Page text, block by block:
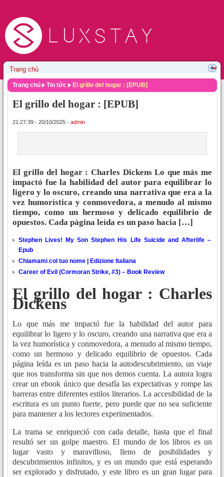
Trang chủ Tin tức El grillo del hogar : [EPUB]
El grillo del hogar : [EPUB]
21:27:39 - 20/10/2025 - admin
El grillo del hogar : Charles Dickens Lo que más me
impactó fue la habilidad del autor para equilibrar lo
ligero y lo oscuro, creando una narrativa que era a la
vez humorística y conmovedora, a menudo al mismo
tiempo, como un hermoso y delicado equilibrio de
opuestos. Cada página leída es un paso hacia […]
Stephen Lives! My Son Stephen His Life Suicide and Afterlife –
Epub
Chiamami col tuo nome | Edizione Italiana
Career of Evil (Cormoran Strike, #3) – Book Review
El grillo del hogar : Charles
Dickens
Lo que más me impactó fue la habilidad del autor para
equilibrar lo ligero y lo oscuro, creando una narrativa que era a
la vez humorística y conmovedora, a menudo al mismo tiempo,
como un hermoso y delicado equilibrio de opuestos. Cada
página leída es un paso hacia la autodescubrimiento, un viaje
que nos transforma sin que nos demos cuenta. La autora logra
crear un ebook único que desafía las expectativas y rompe las
barreras entre diferentes estilos literarios. La accesibilidad de la
escritura es un punto fuerte, pero puede que no sea suficiente
para mantener a los lectores experimentados.
La trama se enriqueció con cada detalle, hasta que el final
resultó ser un golpe maestro. El mundo de los libros es un
lugar vasto y maravilloso, lleno de posibilidades y
descubrimientos infinitos, y es un mundo que está esperando
ser explorado y disfrutado, y este libro es un gran lugar para